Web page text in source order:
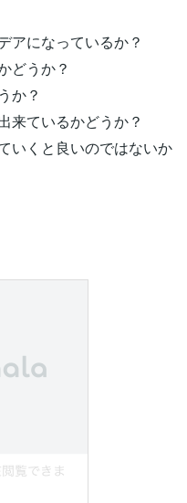
アになっているか？
どうか？
か？
来ているかどうか？
いくと良いのではないか